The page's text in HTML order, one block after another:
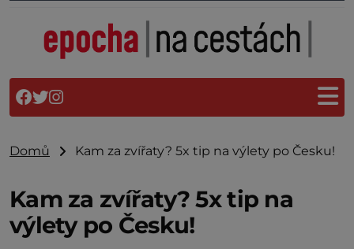
Domů Kam za zvířaty? 5x tip na výlety po Česku!
Kam za zvířaty? 5x tip na
výlety po Česku!